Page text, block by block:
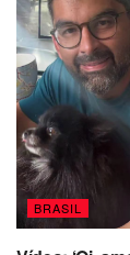
BRASIL